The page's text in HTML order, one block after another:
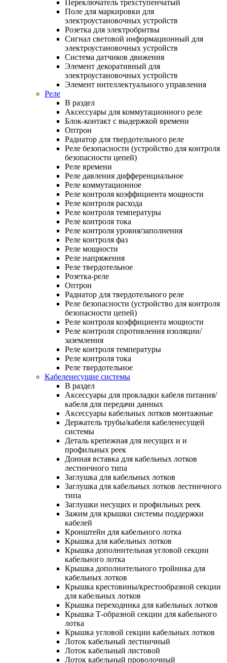
Переключатель трехступенчатый
Поле для маркировки для
электроустановочных устройств
Розетка для электробритвы
Сигнал световой информационный для
электроустановочных устройств
Система датчиков движения
Элемент декоративный для
электроустановочных устройств
Элемент интеллектуального управления
Реле
В раздел
Аксессуары для коммутационного реле
Блок-контакт с выдержкой времени
Оптрон
Радиатор для твердотельного реле
Реле безопасности (устройство для контроля
безопасности цепей)
Реле времени
Реле давления дифференциальное
Реле коммутационное
Реле контроля коэффициента мощности
Реле контроля расхода
Реле контроля температуры
Реле контроля тока
Реле контроля уровня/заполнения
Реле контроля фаз
Реле мощности
Реле напряжения
Реле твердотельное
Розетка-реле
Оптрон
Радиатор для твердотельного реле
Реле безопасности (устройство для контроля
безопасности цепей)
Реле контроля коэффициента мощности
Реле контроля спротивления изоляции/
заземления
Реле контроля температуры
Реле контроля тока
Реле твердотельное
Кабеленесущие системы
В раздел
Аксессуары для прокладки кабеля питания/
кабеля для передачи данных
Аксессуары кабельных лотков монтажные
Держатель трубы/кабеля кабеленесущей
системы
Деталь крепежная для несущих и и
профильных реек
Донная вставка для кабельных лотков
лестничного типа
Заглушка для кабельных лотков
Заглушка для кабельных лотков лестничного
типа
Заглушки несущих и профильных реек
Зажим для крышки системы поддержки
кабелей
Кронштейн для кабельного лотка
Крышка для кабельных лотков
Крышка дополнительная угловой секции
кабельного лотка
Крышка дополнительного тройника для
кабельных лотков
Крышка крестовины/крестообразной секции
для кабельных лотков
Крышка переходника для кабельных лотков
Крышка Т-образной секции для кабельного
лотка
Крышка угловой секции кабельных лотков
Лоток кабельный лестничный
Лоток кабельный листовой
Лоток кабельный проволочный